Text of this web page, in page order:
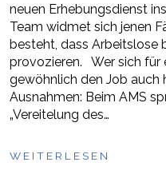
neuen Erhebungsdienst
Team widmet sich jenen
besteht, dass Arbeitslose
provozieren. Wer sich für
gewöhnlich den Job auch
Ausnahmen: Beim AMS
„Vereitelung des…
WEITERLESEN